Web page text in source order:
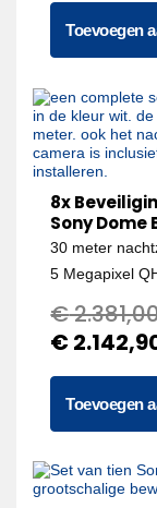
Toevoegen
8x
Sony Dome
30 meter
5 Megapixel
€
€
Toevoegen